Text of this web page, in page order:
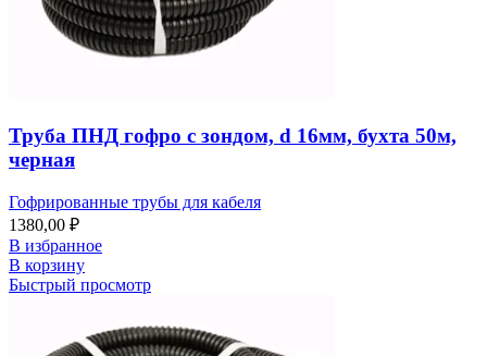
Труба ПНД гофро с зондом, d 16мм, бухта 50м,
черная
Гофрированные трубы для кабеля
1380,00 ₽
В избранное
В корзину
Быстрый просмотр